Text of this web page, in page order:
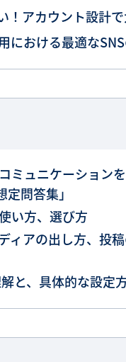
！アカウント設計
における最適な
ミュニケーション
問答集」
い方、選び方
ィアの出し方、投
と、具体的な設定